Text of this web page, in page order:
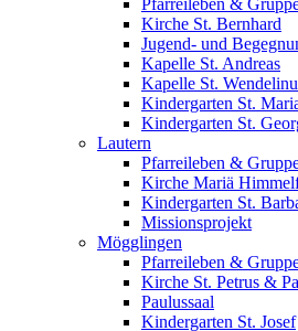
Pfarreileben &
Kirche St. Bernhard
Jugend- und
Kapelle St. Andreas
Kapelle St.
Kindergarten St.
Kindergarten St.
Lautern
Pfarreileben &
Kirche Mariä
Kindergarten St.
Missionsprojekt
Mögglingen
Pfarreileben &
Kirche St. Petrus &
Paulussaal
Kindergarten St. Josef